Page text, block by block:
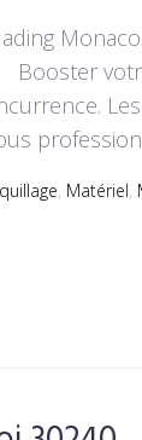
, Matériel,